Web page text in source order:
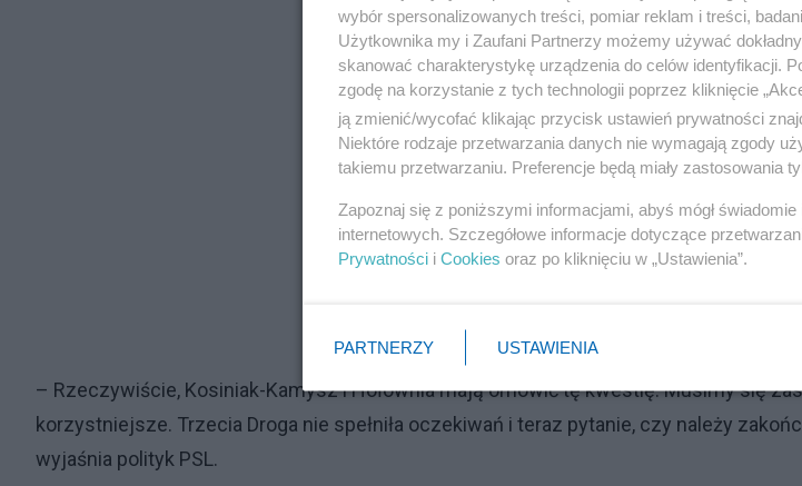
– Rzeczywiście, Kosiniak-Kamysz i Hołownia mają omówić tę kwestię. Musimy się
korzystniejsze. Trzecia Droga nie spełniła oczekiwań i teraz pytanie, czy należy
wyjaśnia polityk PSL.
wybór spersonalizowanych treści, pomiar reklam i treści,
Użytkownika my i Zaufani Partnerzy możemy używać
skanować charakterystykę urządzenia do celów identyfikacji.
zgodę na korzystanie z tych technologii poprzez kliknięcie
ją zmienić/wycofać klikając przycisk ustawień prywatności
Niektóre rodzaje przetwarzania danych nie wymagają zgody
takiemu przetwarzaniu. Preferencje będą miały zastosowania
Zapoznaj się z poniższymi informacjami, abyś mógł
internetowych. Szczegółowe informacje dotyczące
Prywatności i Cookies oraz po kliknięciu w „Ustawienia”.
PARTNERZY USTAWIENIA